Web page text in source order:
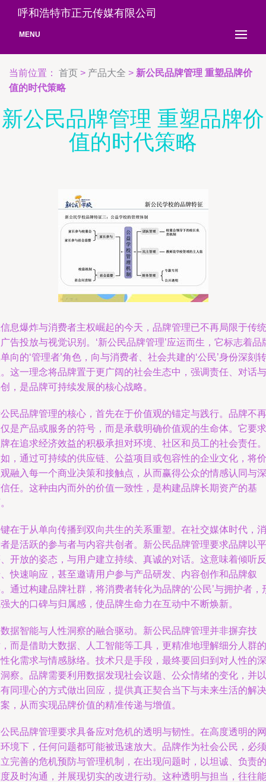
呼和浩特市正元传媒有限公司
MENU
当前位置： 首页 > 产品大全 > 新公民品牌管理 重塑品牌价
值的时代策略
新公民品牌管理 重塑品牌价
值的时代策略
息爆炸与消费者主权崛起的今天，品牌管理已不再局限于传统
告投放与视觉识别。‘新公民品牌管理’应运而生，它标志着品
向的‘管理者’角色，向与消费者、社会共建的‘公民’身份深刻转
这一理念将品牌置于更广阔的社会生态中，强调责任、对话与
，是品牌可持续发展的核心战略。
民品牌管理的核心，首先在于价值观的锚定与践行。品牌不再
是产品或服务的符号，而是承载明确价值观的生命体。它要求
在追求经济效益的积极承担对环境、社区和员工的社会责任。
，通过可持续的供应链、公益项目或包容性的企业文化，将价
融入每一个商业决策和接触点，从而赢得公众的情感认同与深
任。这种由内而外的价值一致性，是构建品牌长期资产的基
在于从单向传播到双向共生的关系重塑。在社交媒体时代，消
是活跃的参与者与内容共创者。新公民品牌管理要求品牌以平
开放的姿态，与用户建立持续、真诚的对话。这意味着倾听反
快速响应，甚至邀请用户参与产品研发、内容创作和品牌叙
通过构建品牌社群，将消费者转化为品牌的‘公民’与拥护者，
大的口碑与归属感，使品牌生命力在互动中不断焕新。
据智能与人性洞察的融合驱动。新公民品牌管理并非摒弃技
而是借助大数据、人工智能等工具，更精准地理解细分人群的
化需求与情感脉络。技术只是手段，最终要回归到对人性的深
察。品牌需要利用数据发现社会议题、公众情绪的变化，并以
同理心的方式做出回应，提供真正契合当下与未来生活的解决
，从而实现品牌价值的精准传递与增值。
民品牌管理要求具备应对危机的透明与韧性。在高度透明的网
境下，任何问题都可能被迅速放大。品牌作为社会公民，必须
完善的危机预防与管理机制，在出现问题时，以坦诚、负责的
及时沟通，并展现切实的改进行动。这种透明与担当，往往能